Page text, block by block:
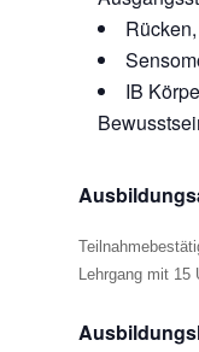
IB
Lehrgang mit 15